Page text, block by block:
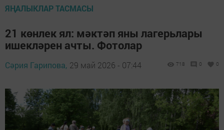
ЯҢАЛЫКЛАР ТАСМАСЫ
21 көнлек ял: мәктәп яны лагерьлары
ишекләрен ачты. Фотолар
Сәрия Гарипова, 29 май 2026 - 07:44 718 0 0